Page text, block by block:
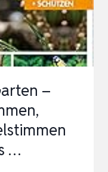
–
…